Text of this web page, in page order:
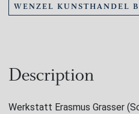
WENZEL KUNSTHANDEL
Description
Werkstatt Erasmus Grasser